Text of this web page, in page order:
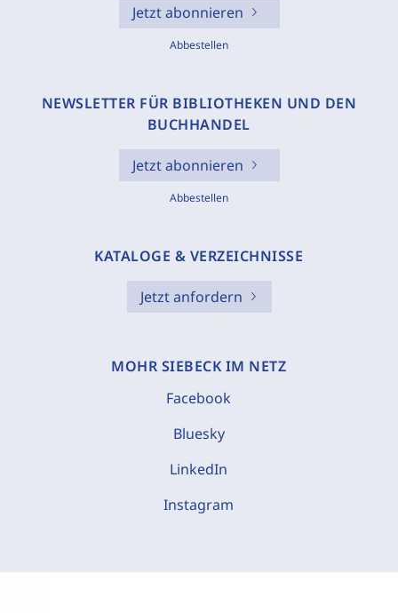
Jetzt abonnieren
Abbestellen
NEWSLETTER FÜR BIBLIOTHEKEN UND DEN
BUCHHANDEL
Jetzt abonnieren
Abbestellen
KATALOGE & VERZEICHNISSE
Jetzt anfordern
MOHR SIEBECK IM NETZ
Facebook
Bluesky
LinkedIn
Instagram